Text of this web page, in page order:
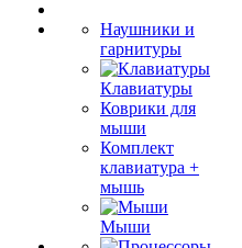
Наушники и
гарнитуры
Клавиатуры
Коврики для
мыши
Комплект
клавиатура +
мышь
Мыши